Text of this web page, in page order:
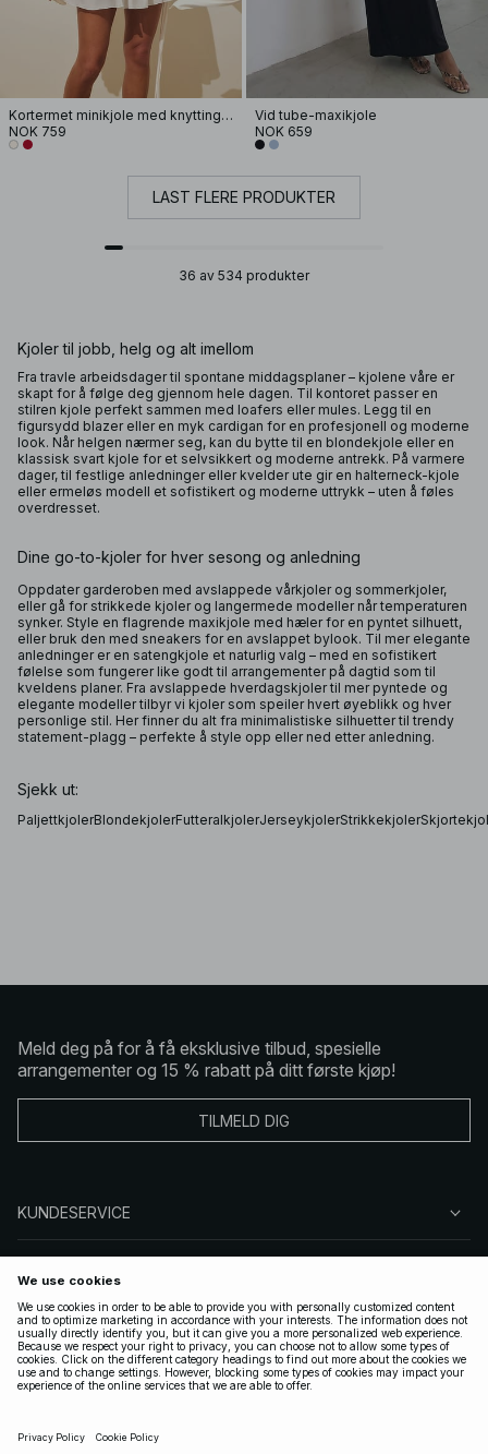
Kortermet minikjole med knytting i livet
NOK 759
Vid tube-maxikjole
NOK 659
LAST FLERE PRODUKTER
36 av 534 produkter
Kjoler til jobb, helg og alt imellom
Fra travle arbeidsdager til spontane middagsplaner – kjolene våre er
skapt for å følge deg gjennom hele dagen. Til kontoret passer en
stilren kjole perfekt sammen med loafers eller mules. Legg til en
figursydd blazer eller en myk cardigan for en profesjonell og moderne
look. Når helgen nærmer seg, kan du bytte til en blondekjole eller en
klassisk svart kjole for et selvsikkert og moderne antrekk. På varmere
dager, til festlige anledninger eller kvelder ute gir en halterneck-kjole
eller ermeløs modell et sofistikert og moderne uttrykk – uten å føles
overdresset.
Dine go-to-kjoler for hver sesong og anledning
Oppdater garderoben med avslappede vårkjoler og sommerkjoler,
eller gå for strikkede kjoler og langermede modeller når temperaturen
synker. Style en flagrende maxikjole med hæler for en pyntet silhuett,
eller bruk den med sneakers for en avslappet bylook. Til mer elegante
anledninger er en satengkjole et naturlig valg – med en sofistikert
følelse som fungerer like godt til arrangementer på dagtid som til
kveldens planer. Fra avslappede hverdagskjoler til mer pyntede og
elegante modeller tilbyr vi kjoler som speiler hvert øyeblikk og hver
personlige stil. Her finner du alt fra minimalistiske silhuetter til trendy
statement-plagg – perfekte å style opp eller ned etter anledning.
Sjekk ut:
PaljettkjolerBlondekjolerFutteralkjolerJerseykjolerStrikkekjoler
Meld deg på for å få eksklusive tilbud, spesielle
arrangementer og 15 % rabatt på ditt første kjøp!
TILMELD DIG
KUNDESERVICE
FØLG OSS
LOVLIG